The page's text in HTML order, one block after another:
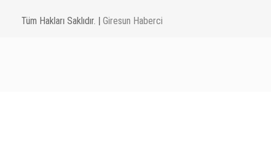
Tüm Hakları Saklıdır. | Giresun Haberci